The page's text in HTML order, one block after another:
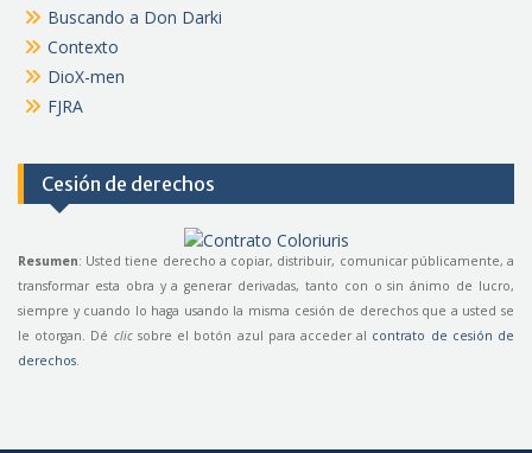
Buscando a Don Darki
Contexto
DioX-men
FJRA
Cesión de derechos
Resumen: Usted tiene derecho a copiar, distribuir, comunicar públicamente, a
transformar esta obra y a generar derivadas, tanto con o sin ánimo de lucro,
siempre y cuando lo haga usando la misma cesión de derechos que a usted se
le otorgan. Dé clicsobre el botón azul para acceder al contrato de cesión de
derechos